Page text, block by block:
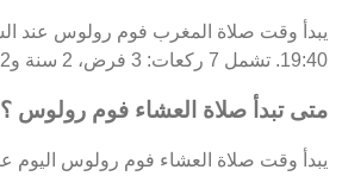
19:40. تشمل 7 ركعات: 3 فرض، 2 سنة و2 نفل.
متى تبدأ صلاة العشاء فوم رولوس ؟